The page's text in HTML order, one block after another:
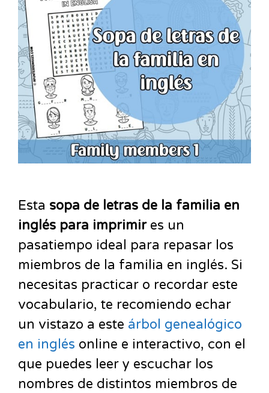
Esta sopa de letras de la familia en
inglés para imprimir es un
pasatiempo ideal para repasar los
miembros de la familia en inglés. Si
necesitas practicar o recordar este
vocabulario, te recomiendo echar
un vistazo a este árbol genealógico
en inglés online e interactivo, con el
que puedes leer y escuchar los
nombres de distintos miembros de